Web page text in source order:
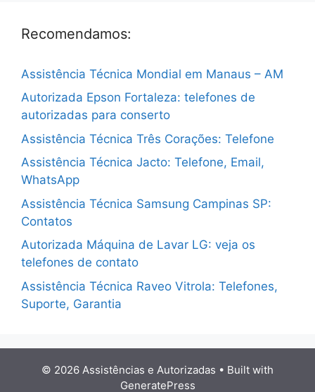
Recomendamos:
Assistência Técnica Mondial em Manaus – AM
Autorizada Epson Fortaleza: telefones de
autorizadas para conserto
Assistência Técnica Três Corações: Telefone
Assistência Técnica Jacto: Telefone, Email,
WhatsApp
Assistência Técnica Samsung Campinas SP:
Contatos
Autorizada Máquina de Lavar LG: veja os
telefones de contato
Assistência Técnica Raveo Vitrola: Telefones,
Suporte, Garantia
© 2026 Assistências e Autorizadas • Built with
GeneratePress